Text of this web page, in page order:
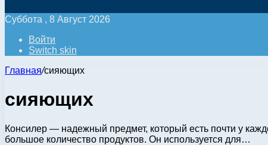
Суббота , 8 Август 2026
Войти
Switch skin
Главная/сияющих
сияющих
Консилер — надежный предмет, который есть почти у
большое количество продуктов. Он используется для…